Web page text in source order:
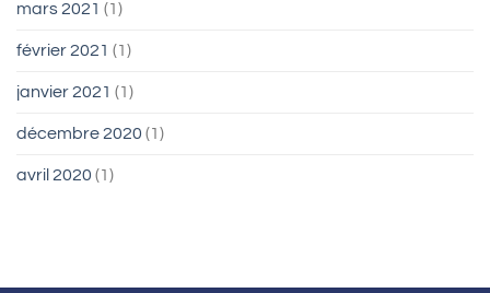
mars 2021 (1)
février 2021 (1)
janvier 2021 (1)
décembre 2020 (1)
avril 2020 (1)